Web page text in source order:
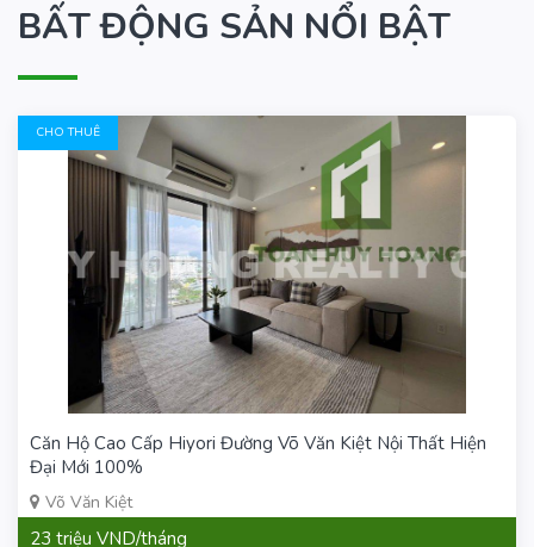
BẤT ĐỘNG SẢN NỔI BẬT
CHO THUÊ
Căn Hộ Cao Cấp Hiyori Đường Võ Văn Kiệt Nội Thất Hiện
Đại Mới 100%
Võ Văn Kiệt
23 triệu VND/tháng